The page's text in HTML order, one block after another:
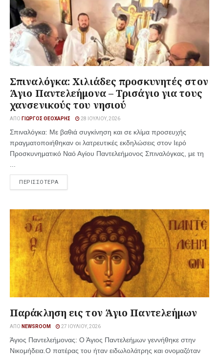
Σπιναλόγκα: Χιλιάδες προσκυνητές στον
Άγιο Παντελεήμονα – Τρισάγιο για τους
χανσενικούς του νησιού
ΑΠΌ ΓΙΏΡΓΟΣ ΘΕΟΧΆΡΗΣ 28 ΙΟΥΛΊΟΥ, 2026
Σπιναλόγκα: Με βαθιά συγκίνηση και σε κλίμα προσευχής
πραγματοποιήθηκαν οι λατρευτικές εκδηλώσεις στον Ιερό
Προσκυνηματικό Ναό Αγίου Παντελεήμονος Σπιναλόγκας, με τη
ΠΕΡΙΣΣΟΤΕΡΑ
Παράκληση εις τον Άγιο Παντελεήμων
ΑΠΌ NEWSROOM 27 ΙΟΥΛΊΟΥ, 2026
Άγιος Παντελεήμονας: Ο Άγιος Παντελεήμων γεννήθηκε στην
Νικομήδεια.Ο πατέρας του ήταν ειδωλολάτρης και ονομαζόταν